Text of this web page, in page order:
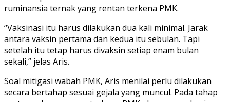
ruminansia ternak yang rentan terkena PMK.
“Vaksinasi itu harus dilakukan dua kali minimal. Jarak
antara vaksin pertama dan kedua itu sebulan. Tapi
setelah itu tetap harus divaksin setiap enam bulan
sekali,” jelas Aris.
Soal mitigasi wabah PMK, Aris menilai perlu dilakukan
secara bertahap sesuai gejala yang muncul. Pada tahap